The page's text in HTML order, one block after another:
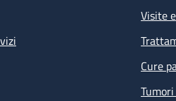
Visite
Cure